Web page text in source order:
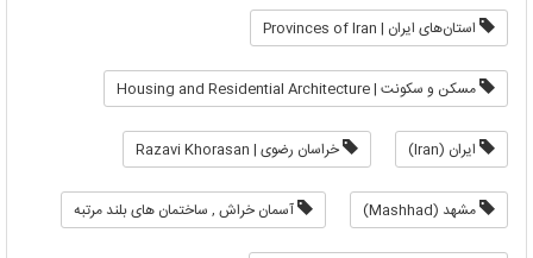
استان‌های ایران | Provinces of Iran
مسکن و سکونت | Housing and Residential Architecture
ایران (Iran) خراسان رضوی | Razavi Khorasan
مشهد (Mashhad) آسمان خراش , ساختمان های بلند مرتبه